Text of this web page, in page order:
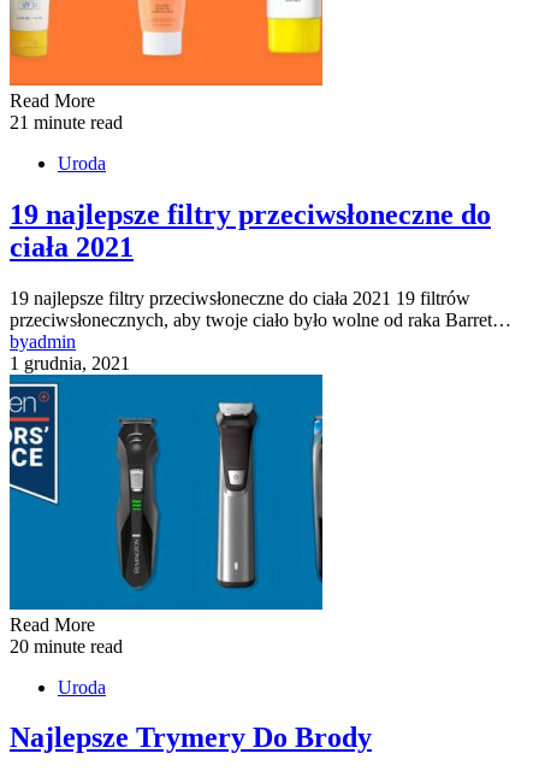
Read More
21 minute read
Uroda
19 najlepsze filtry przeciwsłoneczne do
ciała 2021
19 najlepsze filtry przeciwsłoneczne do ciała 2021 19 filtrów
przeciwsłonecznych, aby twoje ciało było wolne od raka Barret…
byadmin
1 grudnia, 2021
Read More
20 minute read
Uroda
Najlepsze Trymery Do Brody